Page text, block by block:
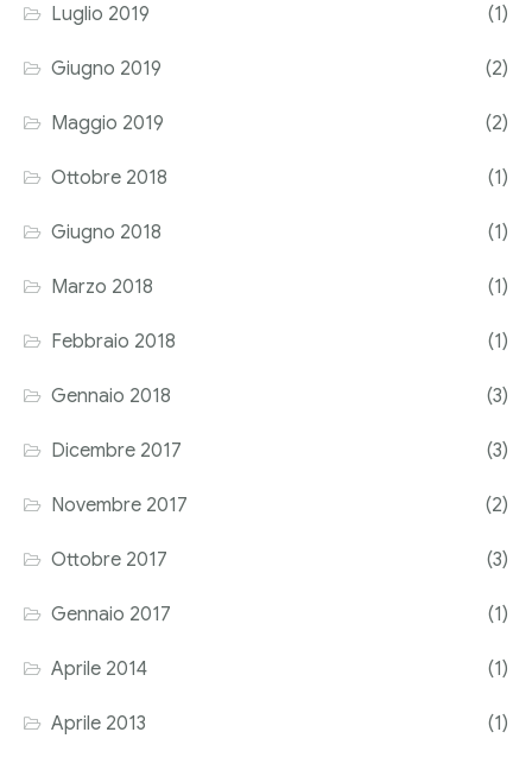
Luglio 2019 (1)
Giugno 2019 (2)
Maggio 2019 (2)
Ottobre 2018 (1)
Giugno 2018 (1)
Marzo 2018 (1)
Febbraio 2018 (1)
Gennaio 2018 (3)
Dicembre 2017 (3)
Novembre 2017 (2)
Ottobre 2017 (3)
Gennaio 2017 (1)
Aprile 2014 (1)
Aprile 2013 (1)